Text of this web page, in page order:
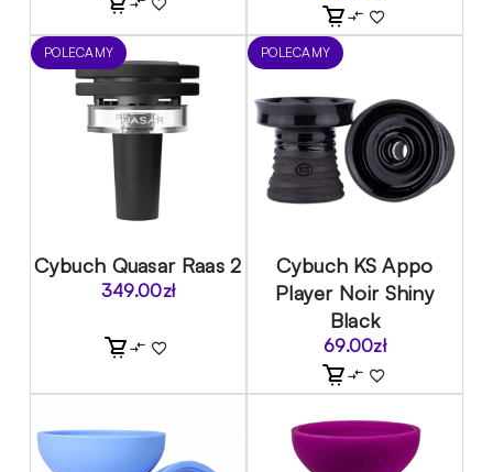
POLECAMY
Cybuch Quasar Raas 2
349.00zł
POLECAMY
Cybuch KS Appo
Player Noir Shiny
Black
69.00zł